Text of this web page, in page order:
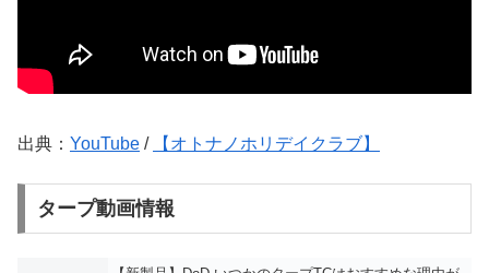
出典： YouTube / 【オトナノホリデイクラブ】
タープ動画情報